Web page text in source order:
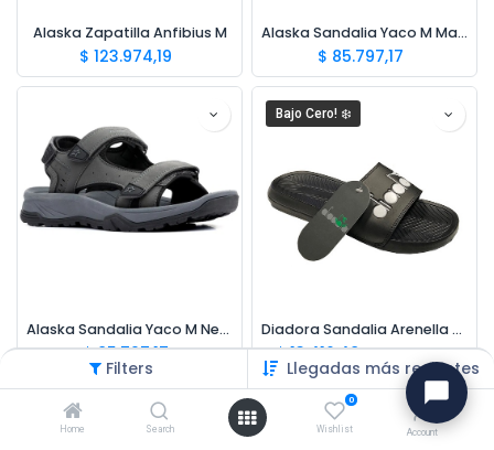
Filters Llegadas más recientes
Home Search
0
Wishlist Account
Alaska Zapatilla Anfibius M
$ 123.974,19
Alaska Sandalia Yaco M Marron
$ 85.797,17
Alaska Sandalia Yaco M Negro
$85.797,17
Bajo Cero! ❄️
Diadora Sandalia Arenella Hombre
$13.416,48 $22.360,80
Bajo Cero! ❄️ Bajo Cero! ❄️